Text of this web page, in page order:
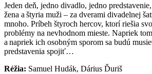
Jeden deň, jedno divadlo, jedno
žena a štyria muži – za dverami divadelnej
mnoho. Príbeh štyroch hercov, ktorí riešia
problémy na nevhodnom mieste. Napriek
a napriek ich osobným sporom sa budú
predstavenia spojiť…
Réžia: Samuel Hudák, Dárius Ďuriš